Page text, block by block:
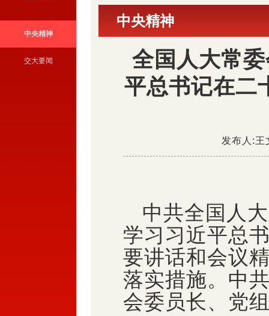
中央精神
交大要闻
中央精神
全国人大常
平总书记在二
发布人:
中共全国人
学习习近平总
要讲话和会议
落实措施。中
会委员长、党